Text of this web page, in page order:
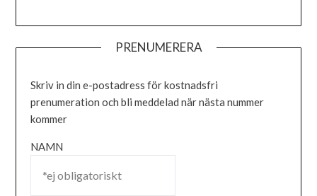
PRENUMERERA
Skriv in din e-postadress för kostnadsfri
prenumeration och bli meddelad när nästa nummer
kommer
NAMN